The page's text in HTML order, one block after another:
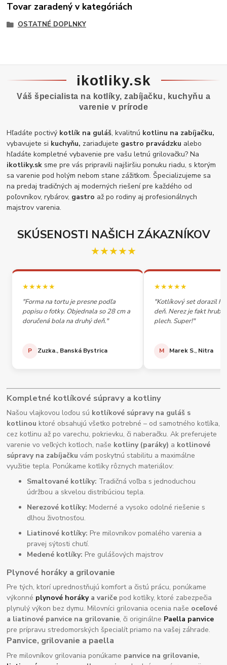
Tovar zaradený v kategóriách
OSTATNÉ DOPLNKY
ikotliky.sk
Váš špecialista na kotlíky, zabíjačku, kuchyňu a
varenie v prírode
Hľadáte poctivý kotlík na guláš, kvalitnú kotlinu na zabíjačku,
vybavujete si kuchyňu, zariaďujete gastro pravádzku alebo
hľadáte kompletné vybavenie pre vašu letnú grilovačku? Na
ikotliky.sk sme pre vás pripravili najširšiu ponuku riadu, s ktorým
sa varenie pod holým nebom stane zážitkom. Špecializujeme sa
na predaj tradičných aj moderných riešení pre každého od
poľovníkov, rybárov, gastro až po rodiny aj profesionálnych
majstrov varenia.
SKÚSENOSTI NAŠICH ZÁKAZNÍKOV
★★★★★
★★★★★
"Forma na tortu je presne podľa
popisu o fotky. Objednala so 28 cm a
doručená bola na druhý deň."
P Zuzka., Banská Bystrica
★★★★★
"Kotlíkový set dorazil
deň. Nerez je fakt
plech. Super!"
M Marek S., Nitra
Kompletné kotlíkové súpravy a kotliny
Našou vlajkovou loďou sú kotlíkové súpravy na guláš s
kotlinou ktoré obsahujú všetko potrebné – od samotného kotlíka,
cez kotlinu až po varechu, pokrievku, či naberačku. Ak preferujete
varenie vo veľkých kotloch, naše kotliny (paráky) a kotlinové
súpravy na zabíjačku vám poskytnú stabilitu a maximálne
využitie tepla. Ponúkame kotlíky rôznych materiálov:
Smaltované kotlíky: Tradičná voľba s jednoduchou
údržbou a skvelou distribúciou tepla.
Nerezové kotlíky: Moderné a vysoko odolné riešenie s
dlhou životnosťou.
Liatinové kotlíky: Pre milovníkov pomalého varenia a
pravej sýtosti chutí.
Medené kotlíky: Pre gulášových majstrov
Plynové horáky a grilovanie
Pre tých, ktorí uprednostňujú komfort a čistú prácu, ponúkame
výkonné plynové horákya variče pod kotlíky, ktoré zabezpečia
plynulý výkon bez dymu. Milovníci grilovania ocenia naše oceľové
a liatinové panvice na grilovanie, či originálne Paella panvice
pre prípravu stredomorských špecialít priamo na vašej záhrade.
Panvice, grilovanie a paella
Pre milovníkov grilovania ponúkame panvice na grilovanie,